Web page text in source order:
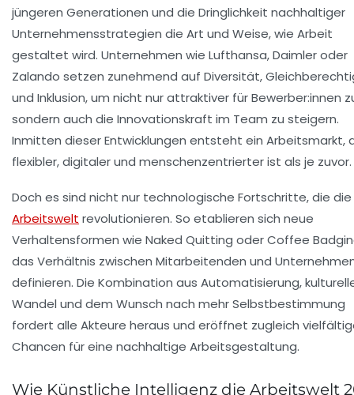
jüngeren Generationen und die Dringlichkeit nachhaltiger
Unternehmensstrategien die Art und Weise, wie Arbeit
gestaltet wird. Unternehmen wie Lufthansa, Daimler oder
Zalando setzen zunehmend auf Diversität,
und Inklusion, um nicht nur attraktiver für Bewerber:innen
sondern auch die Innovationskraft im Team zu steigern.
Inmitten dieser Entwicklungen entsteht ein Arbeitsmarkt,
flexibler, digitaler und menschenzentrierter ist als je zuvor.
Doch es sind nicht nur technologische Fortschritte, die die
Arbeitswelt revolutionieren. So etablieren sich neue
Verhaltensformen wie Naked Quitting oder Coffee
das Verhältnis zwischen Mitarbeitenden und
definieren. Die Kombination aus Automatisierung,
Wandel und dem Wunsch nach mehr Selbstbestimmung
fordert alle Akteure heraus und eröffnet zugleich
Chancen für eine nachhaltige Arbeitsgestaltung.
Wie Künstliche Intelligenz die Arbeitswelt